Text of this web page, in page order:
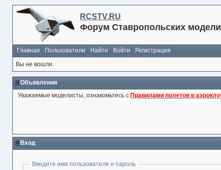
RCSTV.RU
Форум Ставропольских
Главная Пользователи Найти Войти
Регистрация
Вы не вошли.
Объявления
Уважаемые моделисты, ознакомьтесь с Правилами полетов в
Вход
Введите имя пользователя и пароль